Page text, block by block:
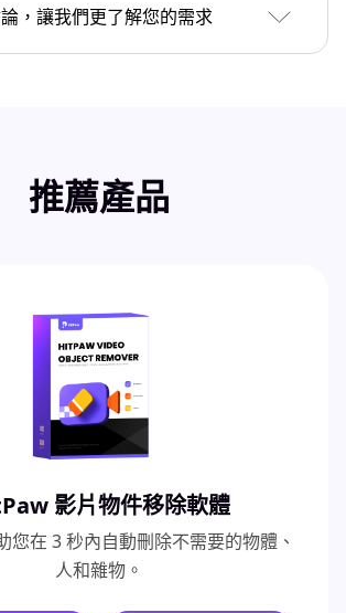
，讓我們更了解您的需求
推薦產品
影片物件移除軟體
您在 3 秒內自動刪除不需要的物體、
人和雜物。